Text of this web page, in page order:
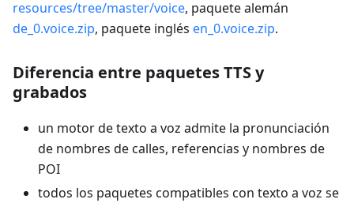
resources/tree/master/voice, paquete alemán
de_0.voice.zip, paquete inglés en_0.voice.zip.
Diferencia entre paquetes TTS y
grabados
un motor de texto a voz admite la pronunciación
de nombres de calles, referencias y nombres de
POI
todos los paquetes compatibles con texto a voz se